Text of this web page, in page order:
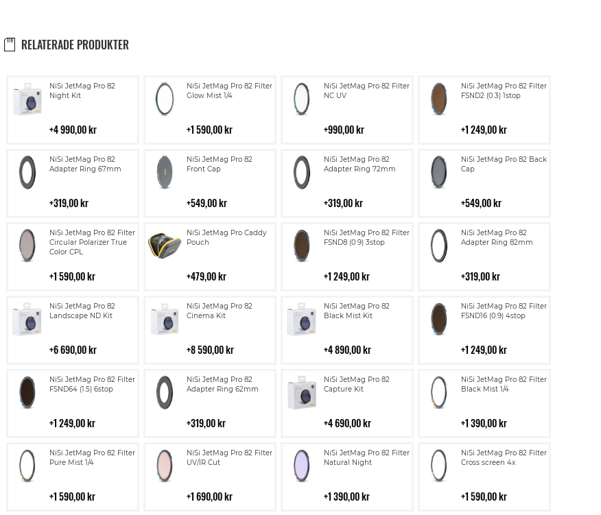
RELATERADE PRODUKTER
NiSi JetMag Pro 82
Night Kit
4 990,00 kr
Lägg
till
NiSi JetMag Pro 82 Filter
Glow Mist 1/4
1 590,00 kr
Lägg
till
NiSi JetMag Pro 82 Filter
NC UV
990,00 kr
Lägg
till
NiSi JetMag Pro 82 Filter
FSND2 (0.3) 1stop
1 249,00 kr
Lägg
till
NiSi JetMag Pro 82
Adapter Ring 67mm
319,00 kr
Lägg
till
NiSi JetMag Pro 82
Front Cap
549,00 kr
Lägg
till
NiSi JetMag Pro 82
Adapter Ring 72mm
319,00 kr
Lägg
till
NiSi JetMag Pro 82 Back
Cap
549,00 kr
Lägg
till
NiSi JetMag Pro 82 Filter
Circular Polarizer True
Color CPL
1 590,00 kr
Lägg
till
i
NiSi JetMag Pro Caddy
Pouch
479,00 kr
Lägg
till
NiSi JetMag Pro 82 Filter
FSND8 (0.9) 3stop
1 249,00 kr
Lägg
till
NiSi JetMag Pro 82
Adapter Ring 82mm
319,00 kr
Lägg
till
NiSi JetMag Pro 82
Landscape ND Kit
6 690,00 kr
Lägg
till
NiSi JetMag Pro 82
Cinema Kit
8 590,00 kr
Lägg
till
NiSi JetMag Pro 82
Black Mist Kit
4 890,00 kr
Lägg
till
NiSi JetMag Pro 82 Filter
FSND16 (0.9) 4stop
1 249,00 kr
Lägg
till
NiSi JetMag Pro 82 Filter
FSND64 (1.5) 6stop
1 249,00 kr
Lägg
till
NiSi JetMag Pro 82
Adapter Ring 62mm
319,00 kr
Lägg
till
NiSi JetMag Pro 82
Capture Kit
4 690,00 kr
Lägg
till
NiSi JetMag Pro 82 Filter
Black Mist 1/4
1 390,00 kr
Lägg
till
NiSi JetMag Pro 82 Filter
Pure Mist 1/4
1 590,00 kr
Lägg
till
NiSi JetMag Pro 82 Filter
UV/IR Cut
1 690,00 kr
Lägg
till
NiSi JetMag Pro 82 Filter
Natural Night
1 390,00 kr
Lägg
till
NiSi JetMag Pro 82 Filter
Cross screen 4x
1 590,00 kr
Lägg
till